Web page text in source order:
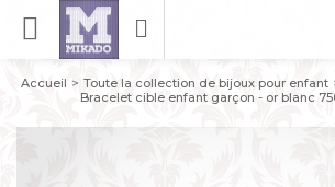
Accueil Toute la collection de bijoux pour enfant
Bracelet cible enfant garçon - or blanc